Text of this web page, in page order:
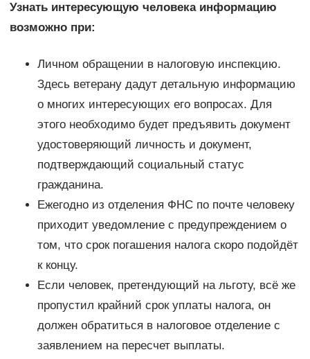
Узнать интересующую человека информацию
возможно при:
Личном обращении в налоговую инспекцию.
Здесь ветерану дадут детальную информацию
о многих интересующих его вопросах. Для
этого необходимо будет предъявить документ
удостоверяющий личность и документ,
подтверждающий социальный статус
гражданина.
Ежегодно из отделения ФНС по почте человеку
приходит уведомление с предупреждением о
том, что срок погашения налога скоро подойдёт
к концу.
Если человек, претендующий на льготу, всё же
пропустил крайний срок уплаты налога, он
должен обратиться в налоговое отделение с
заявлением на пересчет выплаты.